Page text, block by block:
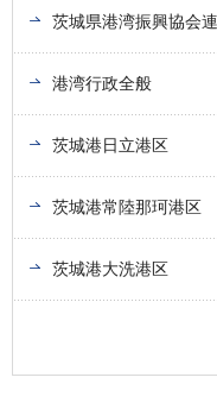
茨城県港湾振興協会
港湾行政全般
茨城港日立港区
茨城港常陸那珂港区
茨城港大洗港区